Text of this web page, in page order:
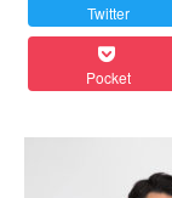
Twitter
Pocket